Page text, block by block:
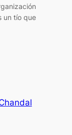
un tío que